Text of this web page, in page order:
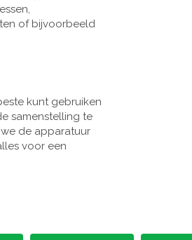
of bijvoorbeeld
kunt gebruiken
samenstelling te
de apparatuur
voor een